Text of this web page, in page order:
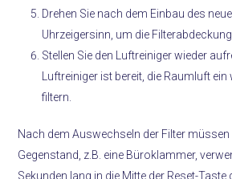
Drehen Sie nach dem Einbau des
Uhrzeigersinn, um die
Stellen Sie den Luftreiniger wieder
Luftreiniger ist bereit, die Raumluft ein
filtern.
Nach dem Auswechseln der Filter müssen
Gegenstand, z.B. eine Büroklammer,
Sekunden lang in die Mitte der Reset-